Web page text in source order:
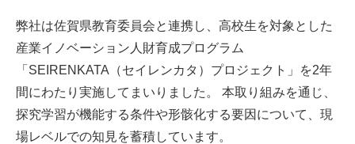
弊社は佐賀県教育委員会と連携し、高校生を対象とした
産業イノベーション人財育成プログラム
「SEIRENKATA（セイレンカタ）プロジェクト」を2年
間にわたり実施してまいりました。 本取り組みを通じ、
探究学習が機能する条件や形骸化する要因について、現
場レベルでの知見を蓄積しています。